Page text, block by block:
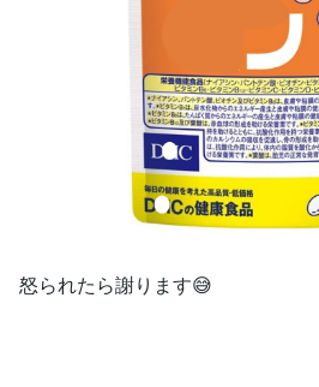
怒られたら謝ります😅